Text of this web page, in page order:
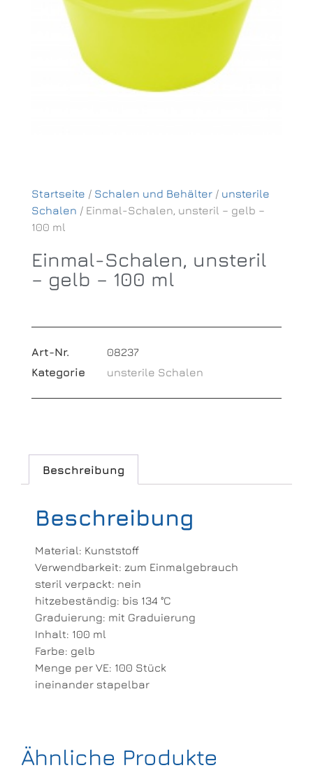
Startseite / Schalen und Behälter / unsterile
Schalen / Einmal-Schalen, unsteril – gelb –
100 ml
Einmal-Schalen, unsteril
– gelb – 100 ml
Art-Nr.
08237
Kategorie
unsterile Schalen
Beschreibung
Beschreibung
Material: Kunststoff
Verwendbarkeit: zum Einmalgebrauch
steril verpackt: nein
hitzebeständig: bis 134 °C
Graduierung: mit Graduierung
Inhalt: 100 ml
Farbe: gelb
Menge per VE: 100 Stück
ineinander stapelbar
Ähnliche Produkte